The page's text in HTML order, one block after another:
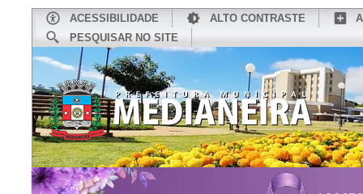
ACESSIBILIDADE ALTO CONTRASTE
PESQUISAR NO SITE
CONHEÇA MEDIANEIRA